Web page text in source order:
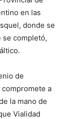
en las
donde se
se completó,
de
a
la mano de
Vialidad